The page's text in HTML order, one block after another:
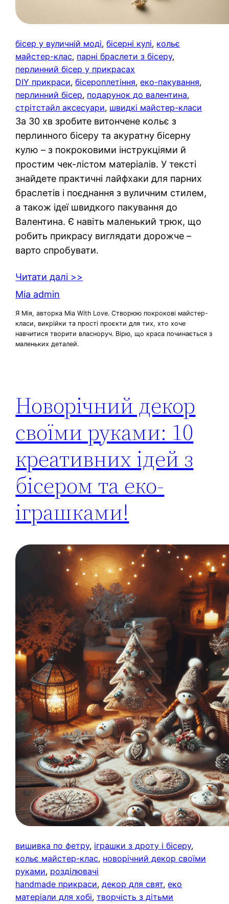
бісер у вуличній моді, бісерні кулі, кольє
майстер-клас, парні браслети з бісеру
перлинний бісер у прикрасах
DIY прикраси, бісероплетіння, еко-пакування
перлинний бісер, подарунок до валентина
стрітстайл аксесуари, швидкі майстер-класи
За 30 хв зробите витончене кольє з
перлинного бісеру та акуратну бісерну
кулю – з покроковими інструкціями й
простим чек-лістом матеріалів. У тексті
знайдете практичні лайфхаки для парних
браслетів і поєднання з вуличним стилем,
а також ідеї швидкого пакування до
Валентина. Є навіть маленький трюк, що
робить прикрасу виглядати дорожче –
варто спробувати.
Читати далі >>
Mia admin
Я Мія, авторка Mia With Love. Створюю покрокові майстер-
класи, викрійки та прості проєкти для тих, хто хоче
навчитися творити власноруч. Вірю, що краса починається з
маленьких деталей.
Новорічний декор
своїми руками: 10
креативних ідей з
бісером та еко-
іграшками!
вишивка по фетру, іграшки з дроту і бісеру
кольє майстер-клас, новорічний декор своїми
руками, розділювачі
handmade прикраси, декор для свят, еко
матеріали для хобі, творчість з дітьми